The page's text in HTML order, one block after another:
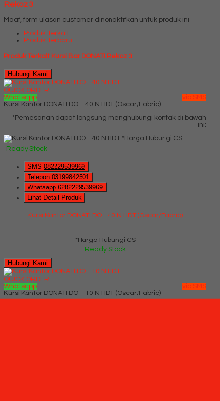
Rekoz 3
Maaf, form ulasan customer dinonaktifkan untuk produk ini
Produk Terkait
Produk Terbaru
Produk Terkait Kursi Bar DONATI Rekoz 3
Hubungi Kami
QUICK ORDER
Whatsapp
via SMS
Kursi Kantor DONATI DO – 40 N HDT (Oscar/Fabric)
*Pemesanan dapat langsung menghubungi kontak di bawah
ini:
*Harga Hubungi CS
Ready Stock
SMS 082229539969
Telepon 03199842501
Whatsapp 6282229539969
Lihat Detail Produk
Kursi Kantor DONATI DO - 40 N HDT (Oscar/Fabric)
*Harga Hubungi CS
Ready Stock
Hubungi Kami
QUICK ORDER
Whatsapp
via SMS
Kursi Kantor DONATI DO – 10 N HDT (Oscar/Fabric)